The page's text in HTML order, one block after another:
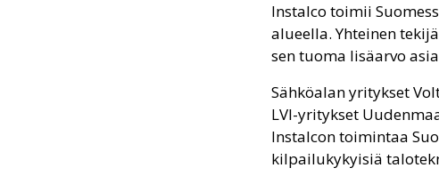
Instalco toimii
alueella. Yhteinen
sen tuoma lisäarvo
Sähköalan yritykset
LVI-yritykset
Instalcon toimintaa
kilpailukykyisiä